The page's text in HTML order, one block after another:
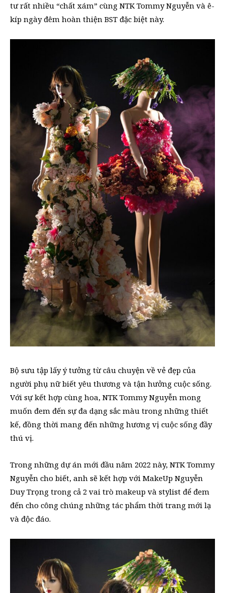
tư rất nhiều “chất xám” cùng NTK Tommy Nguyễn và ê-
kíp ngày đêm hoàn thiện BST đặc biệt này.
Bộ sưu tập lấy ý tưởng từ câu chuyện về vẻ đẹp của
người phụ nữ biết yêu thương và tận hưởng cuộc sống.
Với sự kết hợp cùng hoa, NTK Tommy Nguyễn mong
muốn đem đến sự đa dạng sắc màu trong những thiết
kế, đồng thời mang đến những hương vị cuộc sống đầy
thú vị.
Trong những dự án mới đầu năm 2022 này, NTK Tommy
Nguyễn cho biết, anh sẽ kết hợp với MakeUp Nguyễn
Duy Trọng trong cả 2 vai trò makeup và stylist để đem
đến cho công chúng những tác phẩm thời trang mới lạ
và độc đáo.